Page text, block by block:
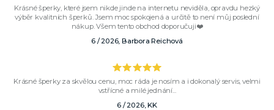
Krásné šperky, které jsem nikde jinde na internetu neviděla, opravdu hezký
výběr kvalitních šperků. Jsem moc spokojená a určitě to není můj poslední
nákup. Všem tento obchod doporučuji❤️
6 / 2026, Barbora Reichová
Krásné šperky za skvělou cenu, moc ráda je nosím a i dokonalý servis, velmi
vstřícné a milé jednání...
6 / 2026, KK